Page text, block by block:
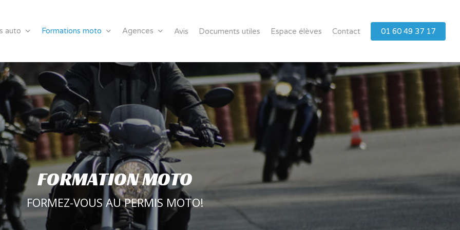
auto Formations moto Agences Avis Documents utiles Espace élèves Contact 01 60 49 37 17
FORMATION MOTO
FORMEZ-VOUS AU PERMIS MOTO!